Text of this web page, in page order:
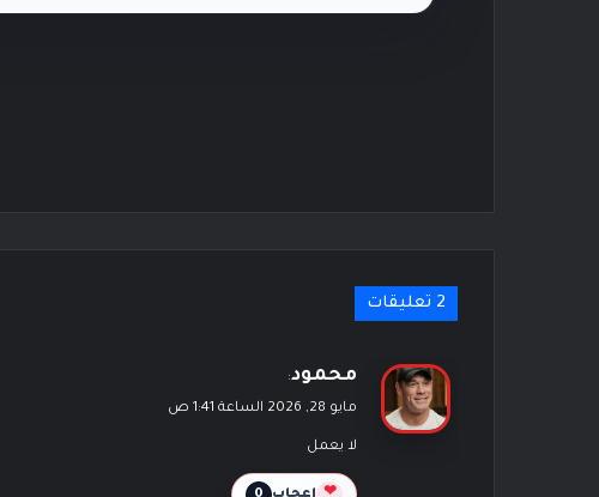
‫2 تعليقات
ي
ل
محمود:
مايو 28, 2026 الساعة 1:41 ص
لا يعمل